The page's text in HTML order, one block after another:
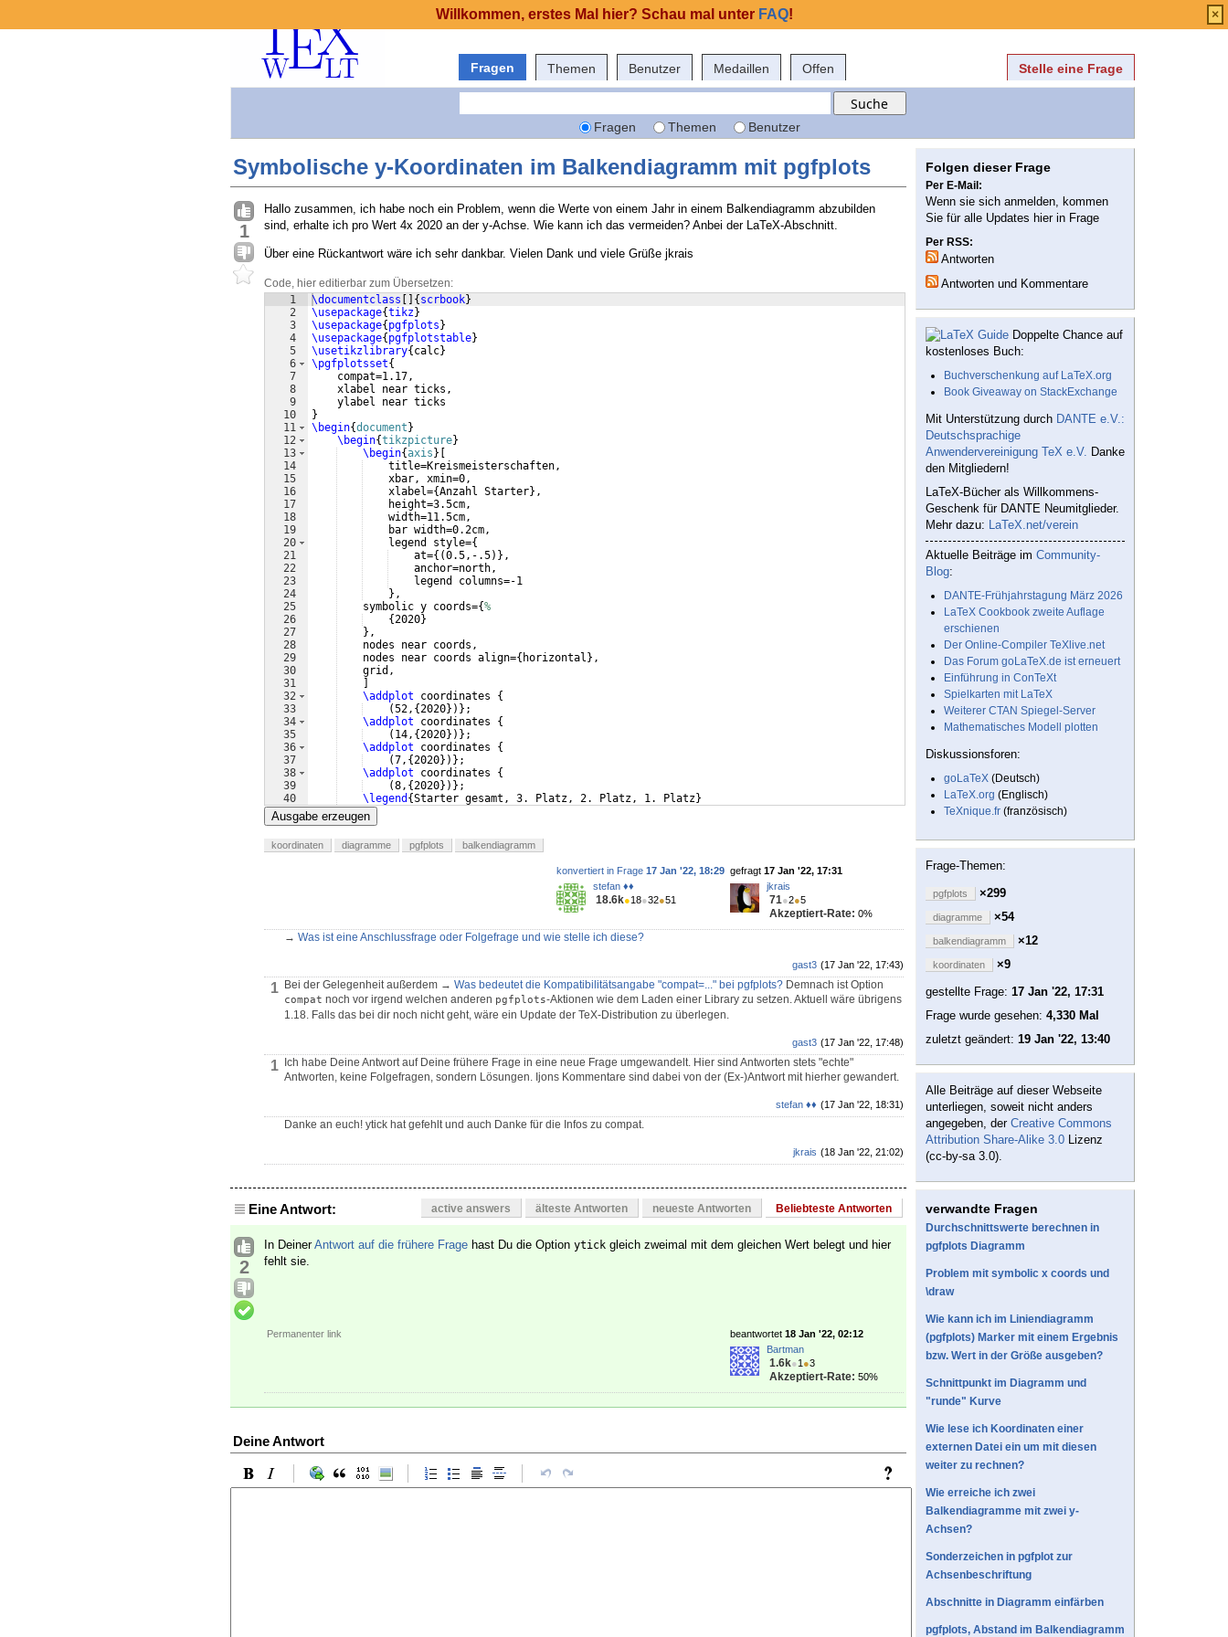
Fragen Themen Benutzer Medaillen Offen Stelle eine Frage
Fragen Themen Benutzer
Symbolische y-Koordinaten im Balkendiagramm mit pgfplots
1
Hallo zusammen, ich habe noch ein Problem, wenn die Werte von einem Jahr in einem Balkendiagramm abzubilden
sind, erhalte ich pro Wert 4x 2020 an der y-Achse. Wie kann ich das vermeiden? Anbei der LaTeX-Abschnitt.
Über eine Rückantwort wäre ich sehr dankbar. Vielen Dank und viele Grüße jkrais
Code, hier editierbar zum Übersetzen:
1
2
3
4
5
6
7
8
9
10
11
12
13
14
15
16
17
18
19
20
21
22
23
24
25
26
27
28
29
30
31
32
33
34
35
36
37
38
39
40
41
\documentclass { scrbook}
\usepackage{tikz}
\usepackage{ pgfplots }
\usepackage{ pgfplotstable}
\usetikzlibrary{ calc}
\pgfplotsset{
    compat=1.17,
    xlabel near ticks,
    ylabel near ticks
}
\begin{document }
\begin{tikzpicture}
\begin{axis }
    title=Kreismeisterschaften,
    xbar, xmin=0,
    xlabel=
{Anzahl Starter} ,
    height=3.5cm,
    width=11.5cm,
    bar width=0.2cm,
    legend style=
{
    at=
{(0.5,-.5)} ,
    anchor=north,
    legend columns=-1
} ,
    symbolic y coords=
{%
{2020}
} ,
    nodes near coords,
    nodes near coords align=
{ horizontal } ,
    grid,
\addplot coordinates {
(52, {2020})} ;
\addplot coordinates {
( 14, {2020})} ;
\addplot coordinates {
(7, {2020})} ;
\addplot coordinates {
(8, {2020})} ;
\legend {Starter gesamt, 3. Platz, 2. Platz, 1. Platz}
\end{axis
Ausgabe erzeugen
koordinaten diagramme pgfplots balkendiagramm
gefragt 17 Jan '22, 17:31
jkrais
71●2●5
Akzeptiert-Rate: 0%
konvertiert in Frage 17 Jan '22, 18:29
stefan ♦♦
18.6k●18●32●51
→ Was ist eine Anschlussfrage oder Folgefrage und wie stelle ich diese?
(17 Jan '22, 17:43)
gast3
1 Bei der Gelegenheit außerdem → Was bedeutet die Kompatibilitätsangabe "compat=..." bei pgfplots? Demnach ist Option
compat noch vor irgend welchen anderen pgfplots-Aktionen wie dem Laden einer Library zu setzen. Aktuell wäre übrigens
1.18. Falls das bei dir noch nicht geht, wäre ein Update der TeX-Distribution zu überlegen.
(17 Jan '22, 17:48)
gast3
1
Ich habe Deine Antwort auf Deine frühere Frage in eine neue Frage umgewandelt. Hier sind Antworten stets "echte"
Antworten, keine Folgefragen, sondern Lösungen. Ijons Kommentare sind dabei von der (Ex-)Antwort mit hierher gewandert.
(17 Jan '22, 18:31)
stefan ♦♦
Danke an euch! ytick hat gefehlt und auch Danke für die Infos zu compat.
(18 Jan '22, 21:02)
jkrais
Eine Antwort: active answers älteste Antworten neueste Antworten Beliebteste Antworten
2
In DeinerAntwort auf die frühere Frage hast Du die Option ytick gleich zweimal mit dem gleichen Wert belegt und hier
fehlt sie.
Permanenter link beantwortet 18 Jan '22, 02:12
Bartman
1.6k●1 ●3
Akzeptiert-Rate: 50%
Deine Antwort
Folgen dieser Frage
Per E-Mail:
Wenn sie sich anmelden, kommen
Sie für alle Updates hier in Frage
Per RSS:
Antworten
Antworten und Kommentare
Doppelte Chance auf
kostenloses Buch:
Buchverschenkung auf LaTeX.org
Book Giveaway on StackExchange
Mit Unterstützung durch DANTE e.V.:
Deutschsprachige
Anwendervereinigung TeX e.V. Danke
den Mitgliedern!
LaTeX-Bücher als Willkommens-
Geschenk für DANTE Neumitglieder.
Mehr dazu: LaTeX.net/verein
Aktuelle Beiträge im Community-
Blog:
DANTE-Frühjahrstagung März 2026
LaTeX Cookbook zweite Auflage
erschienen
Der Online-Compiler TeXlive.net
Das Forum goLaTeX.de ist erneuert
Einführung in ConTeXt
Spielkarten mit LaTeX
Weiterer CTAN Spiegel-Server
Mathematisches Modell plotten
Diskussionsforen:
goLaTeX (Deutsch)
LaTeX.org (Englisch)
TeXnique.fr (französisch)
Frage-Themen:
pgfplots ×299
diagramme ×54
balkendiagramm ×12
koordinaten
×9
gestellte Frage: 17 Jan '22, 17:31
Frage wurde gesehen: 4,330 Mal
zuletzt geändert: 19 Jan '22, 13:40
Alle Beiträge auf dieser Webseite
unterliegen, soweit nicht anders
angegeben, der Creative Commons
Attribution Share-Alike 3.0 Lizenz
(cc-by-sa 3.0).
verwandte Fragen
Durchschnittswerte berechnen in
pgfplots Diagramm
Problem mit symbolic x coords und
\draw
Wie kann ich im Liniendiagramm
(pgfplots) Marker mit einem Ergebnis
bzw. Wert in der Größe ausgeben?
Schnittpunkt im Diagramm und
"runde" Kurve
Wie lese ich Koordinaten einer
externen Datei ein um mit diesen
weiter zu rechnen?
Wie erreiche ich zwei
Balkendiagramme mit zwei y-
Achsen?
Sonderzeichen in pgfplot zur
Achsenbeschriftung
Abschnitte in Diagramm einfärben
pgfplots, Abstand im Balkendiagramm
Willkommen, erstes Mal hier? Schau mal unter FAQ! ×